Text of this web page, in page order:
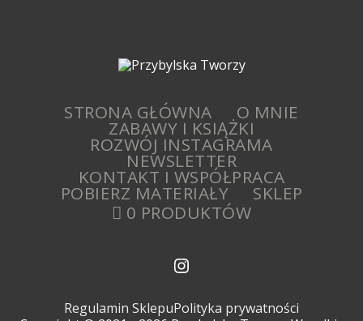
STRONA GŁÓWNA O MNIE
ZABAWY I KSIĄŻKI
ROZWÓJ INSTAGRAMA
NEWSLETTER
KONTAKT I WSPÓŁPRACA
POBIERZ MATERIAŁY
SKLEP
0 PRODUKTÓW
Regulamin SklepuPolityka prywatności